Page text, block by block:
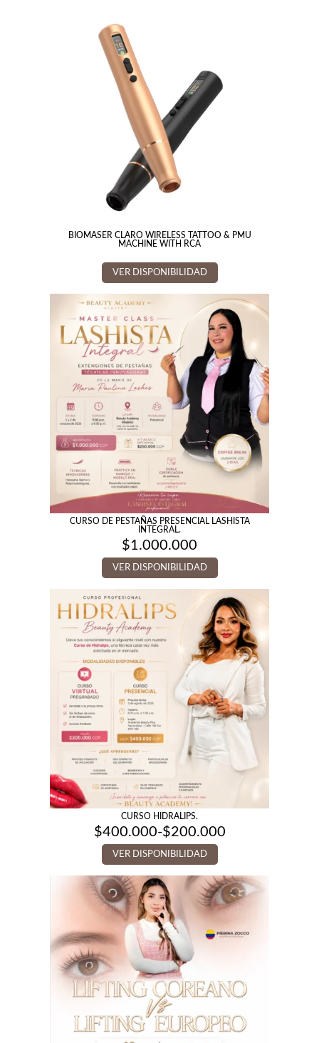
BIOMASER CLARO WIRELESS TATTOO & PMU
MACHINE WITH RCA
VER DISPONIBILIDAD
CURSO DE PESTAÑAS PRESENCIAL LASHISTA
INTEGRAL.
$1.000.000
VER DISPONIBILIDAD
CURSO HIDRALIPS.
$200.000
-
$400.000
Rango
de
precios:
desde
$200.000
hasta
$400.000
VER DISPONIBILIDAD